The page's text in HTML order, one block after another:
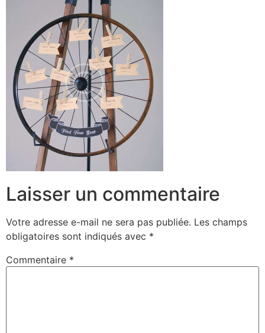
Laisser un commentaire
Votre adresse e-mail ne sera pas publiée. Les champs
obligatoires sont indiqués avec *
Commentaire *